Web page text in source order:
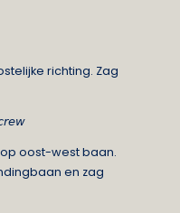
richting. Zag
oost-west baan.
en zag